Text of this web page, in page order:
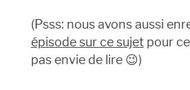
(Psss: nous avons aussi
épisode sur ce sujetpour
pas envie de lire 😉)